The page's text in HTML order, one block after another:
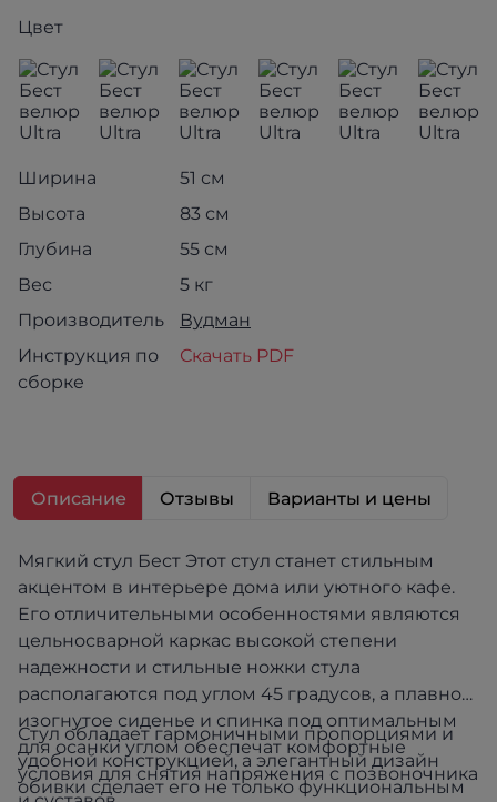
Цвет
Ширина
51 см
Высота
83 см
Глубина
55 см
Вес
5 кг
Производитель
Вудман
Инструкция по
сборке
Скачать PDF
Описание Отзывы Варианты и цены
Мягкий стул Бест Этот стул станет стильным
акцентом в интерьере дома или уютного кафе.
Его отличительными особенностями являются
цельносварной каркас высокой степени
надежности и стильные ножки стула
располагаются под углом 45 градусов, а плавно
изогнутое сиденье и спинка под оптимальным
для осанки углом обеспечат комфортные
условия для снятия напряжения с позвоночника
Стул обладает гармоничными пропорциями и
удобной конструкцией, а элегантный дизайн
обивки сделает его не только функциональным